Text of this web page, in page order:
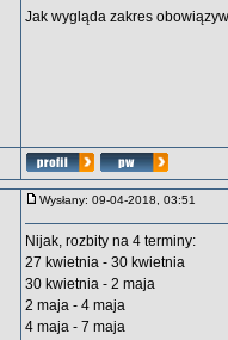
Jak wygląda zakres
Wysłany: 09-04-2018, 03:51
Nijak, rozbity na 4 terminy:
27 kwietnia - 30 kwietnia
30 kwietnia - 2 maja
2 maja - 4 maja
4 maja - 7 maja